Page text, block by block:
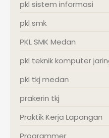
pkl sistem informasi
pkl smk
PKL SMK Medan
pkl teknik komputer
pkl tkj medan
prakerin tkj
Praktik Kerja Lapangan
Programmer